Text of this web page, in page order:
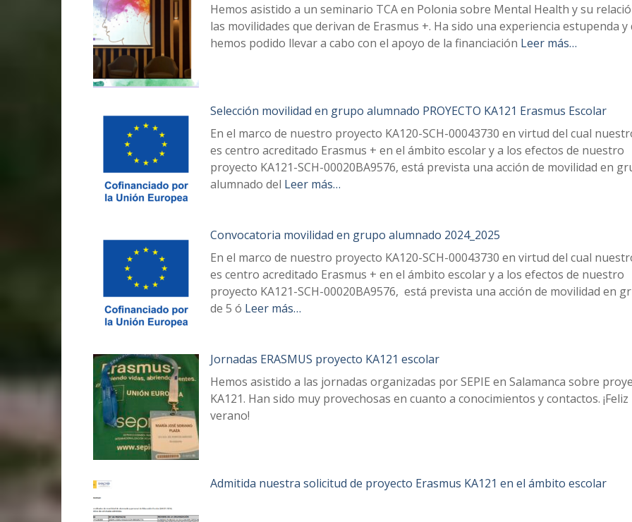
Hemos asistido a un seminario TCA en Polonia sobre Mental Health y su
las movilidades que derivan de Erasmus +. Ha sido una experiencia estupenda y
hemos podido llevar a cabo con el apoyo de la financiación Leer más…
Selección movilidad en grupo alumnado PROYECTO KA121 Erasmus Escolar
En el marco de nuestro proyecto KA120-SCH-00043730 en virtud del cual
es centro acreditado Erasmus + en el ámbito escolar y a los efectos de nuestro
proyecto KA121-SCH-00020BA9576, está prevista una acción de movilidad en
alumnado del Leer más…
Convocatoria movilidad en grupo alumnado 2024_2025
En el marco de nuestro proyecto KA120-SCH-00043730 en virtud del cual
es centro acreditado Erasmus + en el ámbito escolar y a los efectos de nuestro
proyecto KA121-SCH-00020BA9576, está prevista una acción de movilidad en
de 5 ó Leer más…
Jornadas ERASMUS proyecto KA121 escolar
Hemos asistido a las jornadas organizadas por SEPIE en Salamanca sobre
KA121. Han sido muy provechosas en cuanto a conocimientos y contactos. ¡Feliz
verano!
Admitida nuestra solicitud de proyecto Erasmus KA121 en el ámbito escolar